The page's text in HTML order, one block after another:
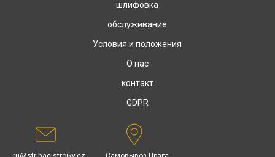
шлифовка
обслуживание
Условия и положения
О нас
контакт
GDPR